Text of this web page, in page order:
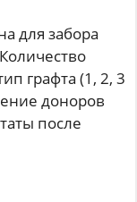
для забора
графта (1, 2, 3
доноров
после